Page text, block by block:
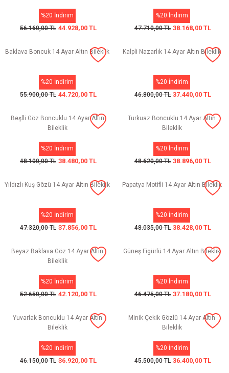
%20 İndirim
56.160,00 TL 44.928,00 TL
%20 İndirim
47.710,00 TL 38.168,00 TL
Baklava Boncuk 14 Ayar Altın Bileklik
%20 İndirim
55.900,00 TL 44.720,00 TL
Kalpli Nazarlık 14 Ayar Altın Bileklik
%20 İndirim
46.800,00 TL 37.440,00 TL
Beşlli Göz Boncuklu 14 Ayar Altın
Bileklik
%20 İndirim
48.100,00 TL 38.480,00 TL
Turkuaz Boncuklu 14 Ayar Altın
Bileklik
%20 İndirim
48.620,00 TL 38.896,00 TL
Yıldızlı Kuş Gözü 14 Ayar Altın Bileklik
%20 İndirim
47.320,00 TL 37.856,00 TL
Papatya Motifli 14 Ayar Altın Bileklik
%20 İndirim
48.035,00 TL 38.428,00 TL
Beyaz Baklava Göz 14 Ayar Altın
Bileklik
%20 İndirim
52.650,00 TL 42.120,00 TL
Güneş Figürlü 14 Ayar Altın Bileklik
%20 İndirim
46.475,00 TL 37.180,00 TL
Yuvarlak Boncuklu 14 Ayar Altın
Bileklik
%20 İndirim
46.150,00 TL 36.920,00 TL
Minik Çekik Gözlü 14 Ayar Altın
Bileklik
%20 İndirim
45.500,00 TL 36.400,00 TL